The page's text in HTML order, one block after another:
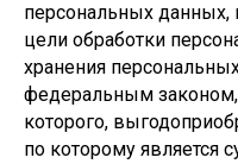
персональных данных,
цели обработки
хранения
федеральным
которого,
по которому является